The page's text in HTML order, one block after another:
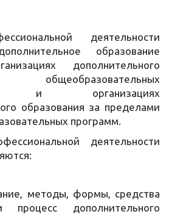
деятельности
образование
дополнительного
общеобразовательных
и организациях
образования за пределами
программ.
деятельности
методы, формы, средства
процесс дополнительного